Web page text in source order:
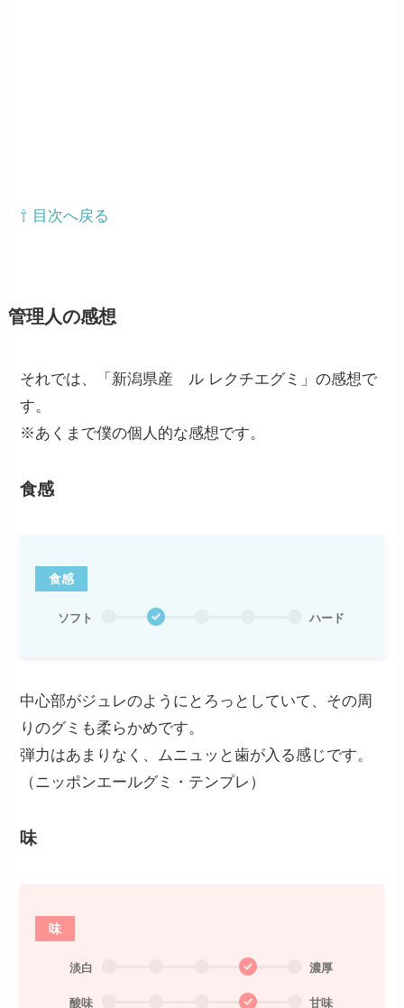
⇧ 目次へ戻る
管理人の感想
それでは、「新潟県産 ル レクチエグミ」の感想で
す。
※あくまで僕の個人的な感想です。
食感
食感
ソフト ハード
中心部がジュレのようにとろっとしていて、その周
りのグミも柔らかめです。
弾力はあまりなく、ムニュッと歯が入る感じです。
（ニッポンエールグミ・テンプレ）
味
味
淡白 濃厚
酸味 甘味